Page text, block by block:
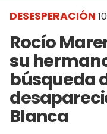
DESESPERACIÓN
Rocío
su
búsqueda
Blanca